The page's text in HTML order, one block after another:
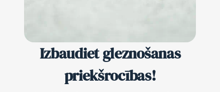
Izbaudiet gleznošanas
priekšrocības!